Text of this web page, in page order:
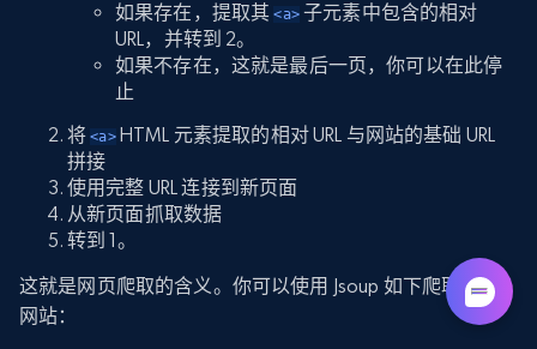
如果存在，提取其<a>子元素中包含的相对
URL，并转到 2。
如果不存在，这就是最后一页，你可以在此停
止
将<a>HTML 元素提取的相对 URL 与网站的基础 URL
拼接
使用完整 URL 连接到新页面
从新页面抓取数据
转到 1。
这就是网页爬取的含义。你可以使用 Jsoup 如下爬取分页
网站：